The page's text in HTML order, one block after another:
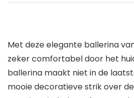
Met deze elegante ballerina
zeker comfortabel door het
ballerina maakt niet in de
mooie decoratieve strik over